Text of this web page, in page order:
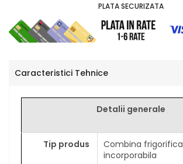
PLATA SECURIZATA
Caracteristici Tehnice
Detalii generale
Tip produs
Combina frigorifica
incorporabila